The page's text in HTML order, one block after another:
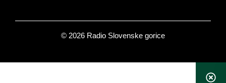
© 2026 Radio Slovenske gorice